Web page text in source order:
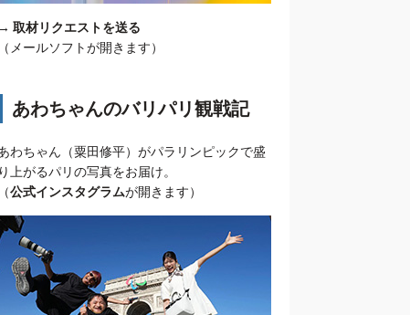
→ 取材リクエストを送る
（メールソフトが開きます）
あわちゃんのバリパリ観戦記
わちゃん（粟田修平）がパラリンピックで盛
り上がるパリの写真をお届け。
（公式インスタグラムが開きます）